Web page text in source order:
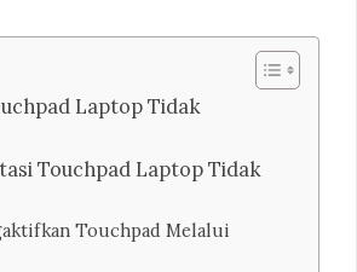
Laptop Tidak
Touchpad Laptop Tidak
Touchpad Melalui